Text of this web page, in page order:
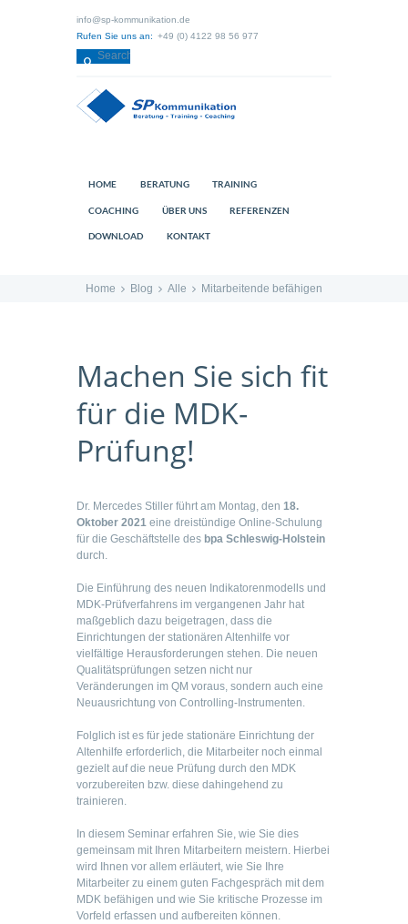
info@sp-kommunikation.de
Rufen Sie uns an: +49 (0) 4122 98 56 977
HOME BERATUNG TRAINING
COACHING ÜBER UNS REFERENZEN
DOWNLOAD KONTAKT
Home Blog Alle Mitarbeitende befähigen
Machen Sie sich fit
für die MDK-
Prüfung!
Dr. Mercedes Stiller führt am Montag, den 18.
Oktober 2021 eine dreistündige Online-Schulung
für die Geschäftstelle des bpa Schleswig-Holstein
durch.
Die Einführung des neuen Indikatorenmodells und
MDK-Prüfverfahrens im vergangenen Jahr hat
maßgeblich dazu beigetragen, dass die
Einrichtungen der stationären Altenhilfe vor
vielfältige Herausforderungen stehen. Die neuen
Qualitätsprüfungen setzen nicht nur
Veränderungen im QM voraus, sondern auch eine
Neuausrichtung von Controlling-Instrumenten.
Folglich ist es für jede stationäre Einrichtung der
Altenhilfe erforderlich, die Mitarbeiter noch einmal
gezielt auf die neue Prüfung durch den MDK
vorzubereiten bzw. diese dahingehend zu
trainieren.
In diesem Seminar erfahren Sie, wie Sie dies
gemeinsam mit Ihren Mitarbeitern meistern. Hierbei
wird Ihnen vor allem erläutert, wie Sie Ihre
Mitarbeiter zu einem guten Fachgespräch mit dem
MDK befähigen und wie Sie kritische Prozesse im
Vorfeld erfassen und aufbereiten können.